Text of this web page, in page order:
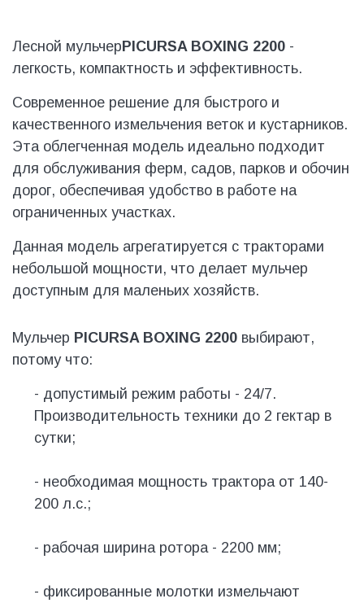
Лесной мульчер PICURSA BOXING 2200 -
легкость, компактность и эффективность.
Современное решение для быстрого и
качественного измельчения веток и кустарников.
Эта облегченная модель идеально подходит
для обслуживания ферм, садов, парков и обочин
дорог, обеспечивая удобство в работе на
ограниченных участках.
Данная модель агрегатируется с тракторами
небольшой мощности, что делает мульчер
доступным для маленьих хозяйств.
Мульчер PICURSA BOXING 2200 выбирают,
потому что:
- допустимый режим работы - 24/7.
Производительность техники до 2 гектар в
сутки;
- необходимая мощность трактора от 140-
200 л.с.;
- рабочая ширина ротора - 2200 мм;
- фиксированные молотки измельчают